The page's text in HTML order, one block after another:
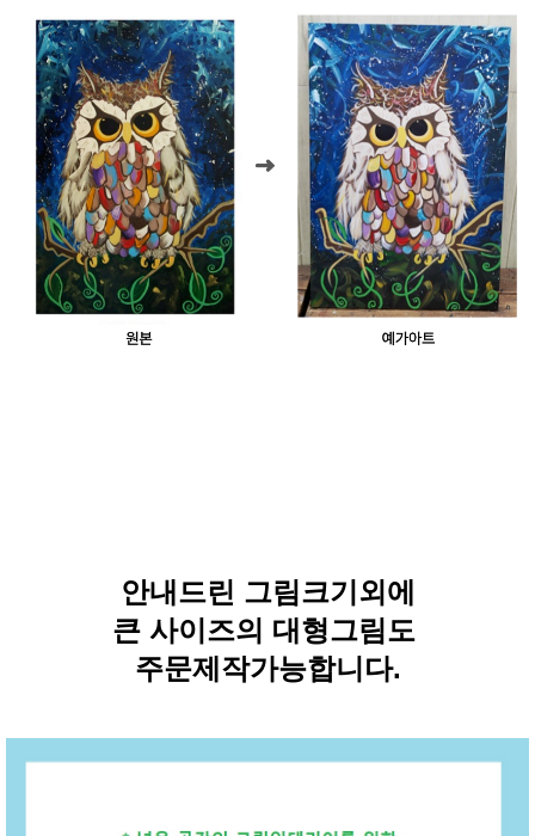
안내드린 그림크기외에
큰 사이즈의 대형그림도
주문제작가능합니다.